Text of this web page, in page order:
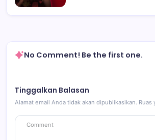
No Comment! Be the first one.
Tinggalkan Balasan
Alamat email Anda tidak akan dipublikasikan. Ruas